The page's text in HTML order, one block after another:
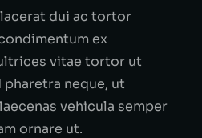
dui ac tortor
ex
vitae tortor ut
neque, ut
vehicula semper
ornare ut.